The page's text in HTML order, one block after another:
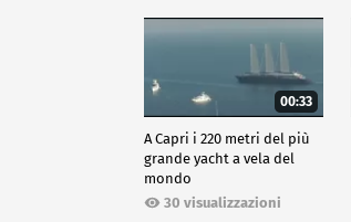
00:33
A Capri i 220 metri del più
grande yacht a vela del
mondo
30 visualizzazioni